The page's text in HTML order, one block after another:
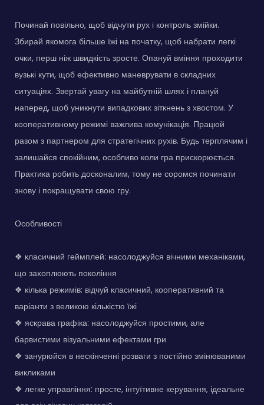
Починай повільно, щоб відчути рух і контроль змійки.
Збирай якомога більше їжі на початку, щоб набрати легкі
очки, перш ніж швидкість зросте. Опануй вміння проходити
вузькі кути, щоб ефективно маневрувати в складних
ситуаціях. Звертай увагу на майбутній шлях і плануй
наперед, щоб уникнути випадкових зіткнень з хвостом. У
кооперативному режимі важлива комунікація. Працюй
разом з партнером для стратегічних рухів. Будь терплячим і
залишайся спокійним, особливо коли гра прискорюється.
Практика робить досконалим, тому не соромся починати
знову і покращувати свою гру.
Особливості
❖ класичний геймплей: насолоджуйся вічними механіками,
що захоплюють покоління
❖ кілька режимів: відчуй класичний, кооперативний та
варіанти з великою кількістю їжі
❖ яскрава графіка: насолоджуйся простими, але
барвистими візуальними ефектами гри
❖ занурюйся в нескінченні розваги з постійно змінюваними
викликами
❖ легке управління: просте, інтуїтивне керування, ідеальне